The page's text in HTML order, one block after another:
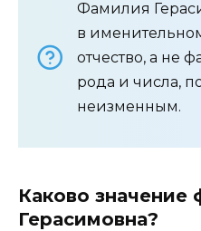
Фамилия
в
отчество, а не
рода и числа,
неизменным.
Каково значение
Герасимовна?